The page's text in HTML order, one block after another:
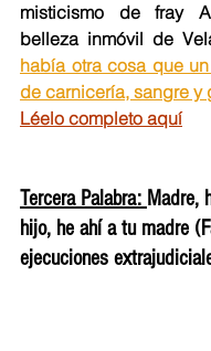
misticismo de fray
belleza inmóvil de
había otra cosa que
de carnicería, sangre y
Léelo completo aquí
Tercera Palabra: Madre,
hijo, he ahí a tu madre (
ejecuciones